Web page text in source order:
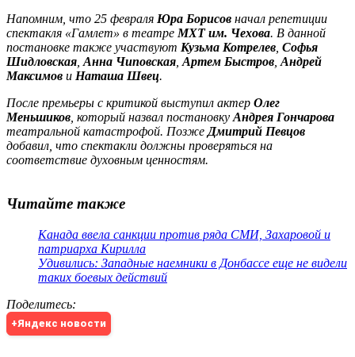
Напомним, что 25 февраля Юра Борисов начал репетиции
спектакля «Гамлет» в театре МХТ им. Чехова. В данной
постановке также участвуют Кузьма Котрелев Софья
Шидловская Анна Чиповская Артем Быстров Андрей
Максимов и Наташа Швец.
После премьеры с критикой выступил актер Олег
Меньшиков , который назвал постановку Андрея Гончарова
театральной катастрофой. Позже Дмитрий Певцов
добавил, что спектакли должны проверяться на
соответствие духовным ценностям.
Читайте также
Канада ввела санкции против ряда СМИ, Захаровой и
патриарха Кирилла
Удивились: Западные наемники в Донбассе еще не видели
таких боевых действий
Поделитесь:
+Яндекс новости